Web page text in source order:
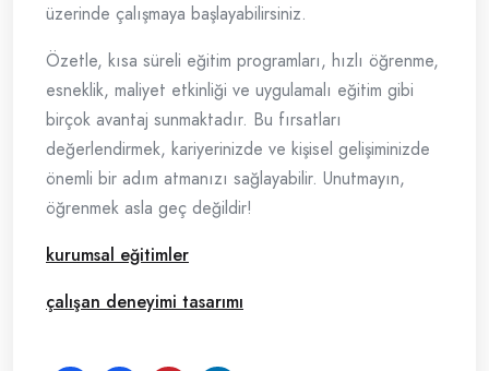
üzerinde çalışmaya başlayabilirsiniz.
Özetle, kısa süreli eğitim programları, hızlı öğrenme,
esneklik, maliyet etkinliği ve uygulamalı eğitim gibi
birçok avantaj sunmaktadır. Bu fırsatları
değerlendirmek, kariyerinizde ve kişisel gelişiminizde
önemli bir adım atmanızı sağlayabilir. Unutmayın,
öğrenmek asla geç değildir!
kurumsal eğitimler
çalışan deneyimi tasarımı